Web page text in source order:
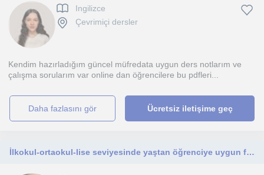
Ingilizce
Çevrimiçi dersler
Kendim hazırladığım güncel müfredata uygun ders notlarım ve
çalışma sorularım var online dan öğrencilere bu pdfleri...
daha fazlasını gör Ücretsiz iletişime geç
İlkokul-ortaokul-lise seviyesinde yaştan öğrenciye uygun fiyata İngilizce dersi